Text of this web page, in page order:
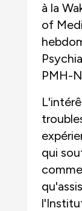
à la
of
PMH-
qui